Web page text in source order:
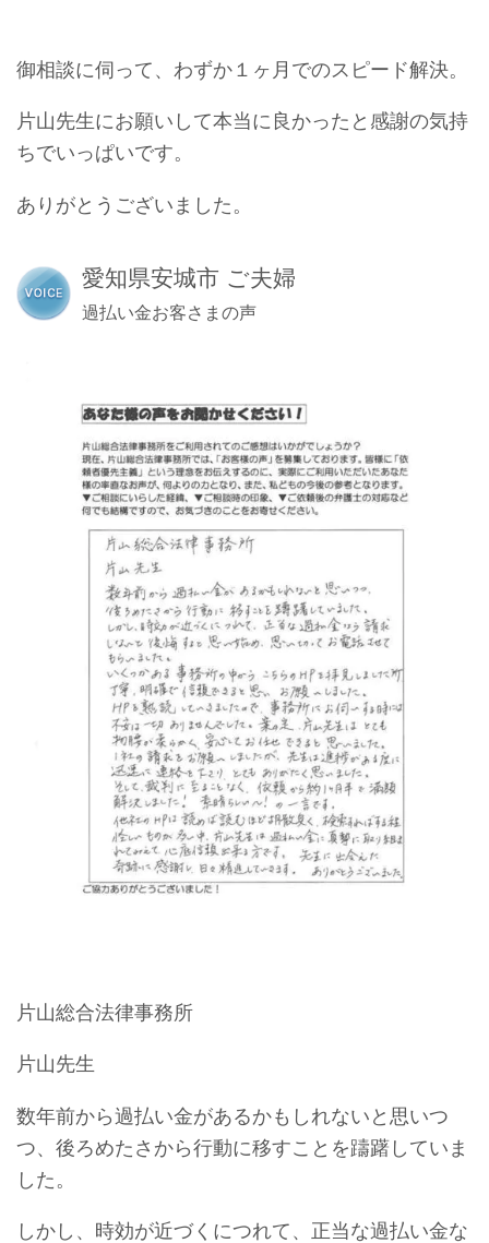
御相談に伺って、わずか１ヶ月でのスピード解決。
片山先生にお願いして本当に良かったと感謝の気持
ちでいっぱいです。
ありがとうございました。
愛知県安城市 ご夫婦
過払い金お客さまの声
片山総合法律事務所
片山先生
数年前から過払い金があるかもしれないと思いつ
つ、後ろめたさから行動に移すことを躊躇していま
した。
しかし、時効が近づくにつれて、正当な過払い金な